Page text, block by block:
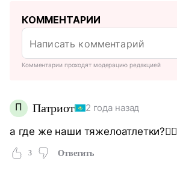
КОММЕНТАРИИ
Комментарии проходят модерацию редакцией
П Патриот 2 года назад
а где же наши тяжелоатлетки?🏋‍♂️
3 Ответить